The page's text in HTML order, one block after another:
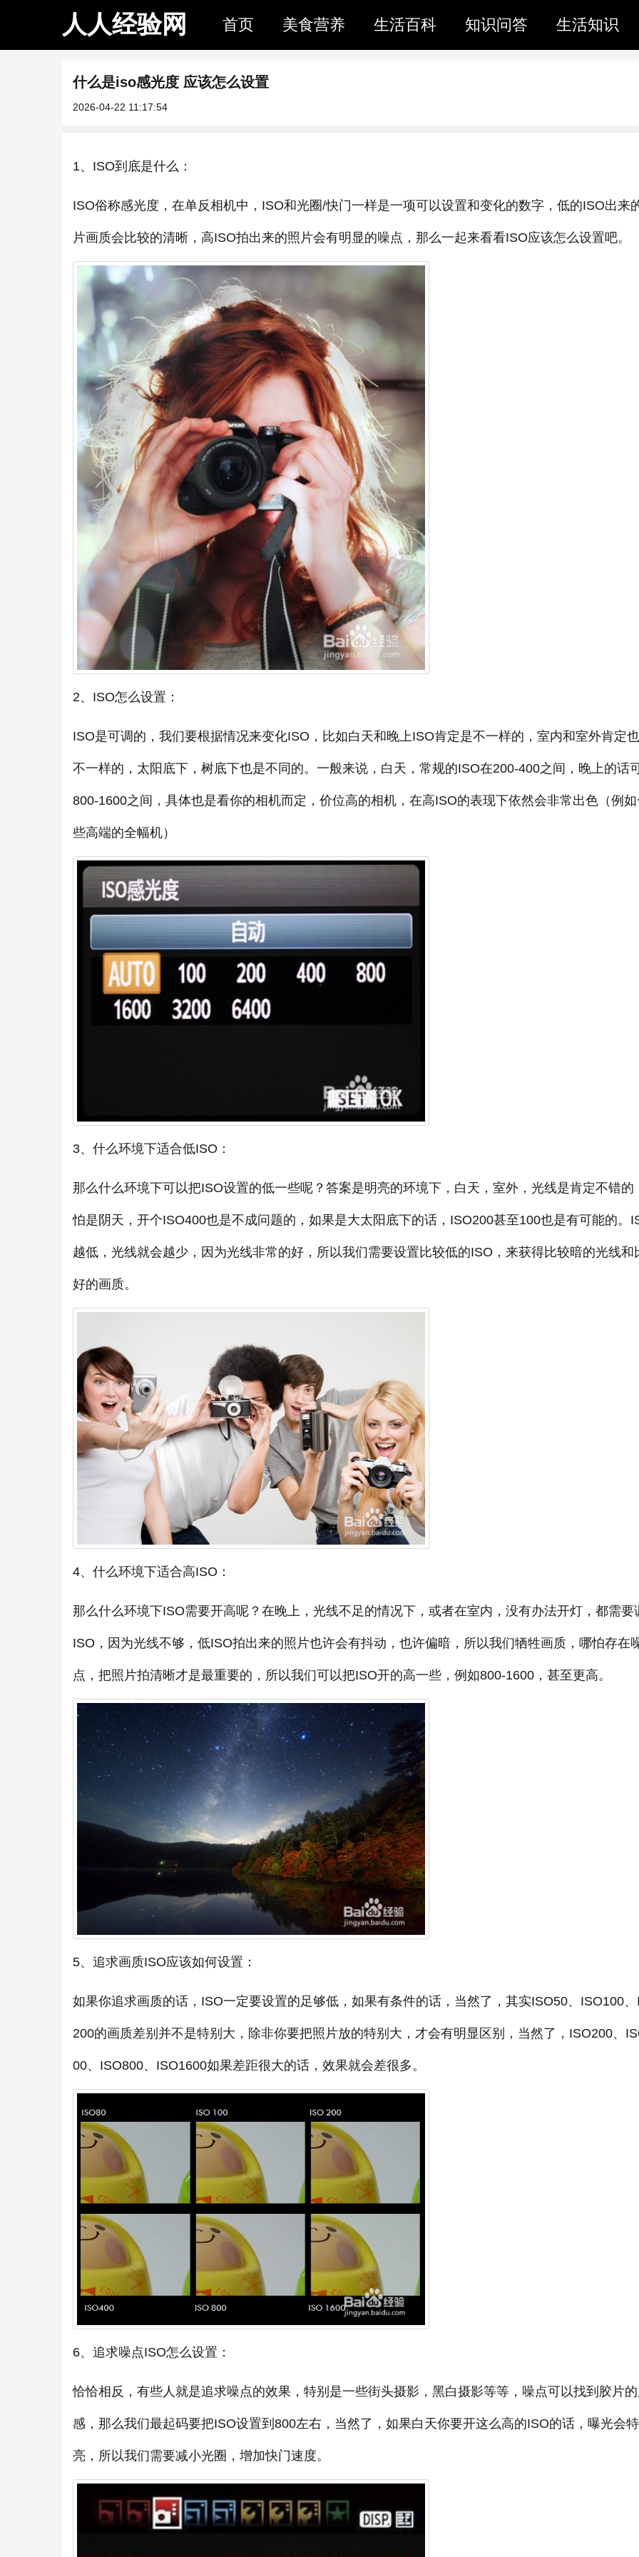
人人经验网 首页 美食营养 生活百科 知识问答 生活知识
什么是iso感光度 应该怎么设置
2026-04-22 11:17:54
1、ISO到底是什么：
ISO俗称感光度，在单反相机中，ISO和光圈/快门一样是一项可以设置和变化的数字，低的ISO出来
片画质会比较的清晰，高ISO拍出来的照片会有明显的噪点，那么一起来看看ISO应该怎么设置吧。
2、ISO怎么设置：
ISO是可调的，我们要根据情况来变化ISO，比如白天和晚上ISO肯定是不一样的，室内和室外肯定
不一样的，太阳底下，树底下也是不同的。一般来说，白天，常规的ISO在200-400之间，晚上的话
800-1600之间，具体也是看你的相机而定，价位高的相机，在高ISO的表现下依然会非常出色（例
些高端的全幅机）
3、什么环境下适合低ISO：
那么什么环境下可以把ISO设置的低一些呢？答案是明亮的环境下，白天，室外，光线是肯定不错的
怕是阴天，开个ISO400也是不成问题的，如果是大太阳底下的话，ISO200甚至100也是有可能的。
越低，光线就会越少，因为光线非常的好，所以我们需要设置比较低的ISO，来获得比较暗的光线和
好的画质。
4、什么环境下适合高ISO：
那么什么环境下ISO需要开高呢？在晚上，光线不足的情况下，或者在室内，没有办法开灯，都需要
ISO，因为光线不够，低ISO拍出来的照片也许会有抖动，也许偏暗，所以我们牺牲画质，哪怕存在
点，把照片拍清晰才是最重要的，所以我们可以把ISO开的高一些，例如800-1600，甚至更高。
5、追求画质ISO应该如何设置：
如果你追求画质的话，ISO一定要设置的足够低，如果有条件的话，当然了，其实ISO50、ISO100
200的画质差别并不是特别大，除非你要把照片放的特别大，才会有明显区别，当然了，ISO200、
00、ISO800、ISO1600如果差距很大的话，效果就会差很多。
6、追求噪点ISO怎么设置：
恰恰相反，有些人就是追求噪点的效果，特别是一些街头摄影，黑白摄影等等，噪点可以找到胶片
感，那么我们最起码要把ISO设置到800左右，当然了，如果白天你要开这么高的ISO的话，曝光会
亮，所以我们需要减小光圈，增加快门速度。